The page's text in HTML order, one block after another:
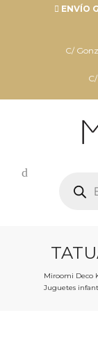
ENVÍO
C/
Miroomi Deco
Juguetes